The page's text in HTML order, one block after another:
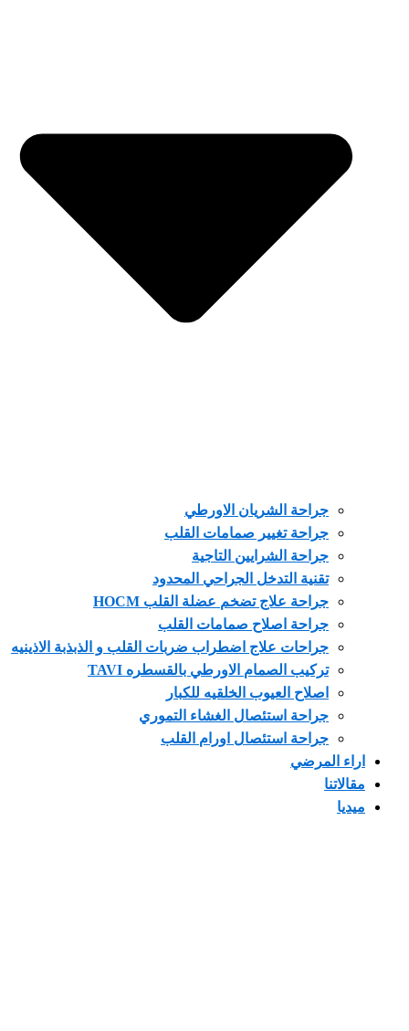
جراحة الشريان الاورطي
جراحة تغيير صمامات القلب
جراحة الشرايين التاجية
تقنية التدخل الجراحي المحدود
جراحة علاج تضخم عضلة القلب HOCM
جراحة اصلاح صمامات القلب
جراحات علاج اضطراب ضربات القلب و الذبذبة الاذينيه
تركيب الصمام الاورطي بالقسطره TAVI
اصلاح العيوب الخلقيه للكبار
جراحة استئصال الغشاء التموري
جراحة استئصال اورام القلب
المرضي